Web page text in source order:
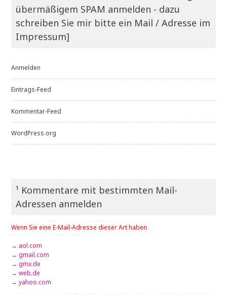
übermäßigem SPAM anmelden - dazu
schreiben Sie mir bitte ein Mail / Adresse im
Impressum]
Anmelden
Eintrags-Feed
Kommentar-Feed
WordPress.org
¹ Kommentare mit bestimmten Mail-
Adressen anmelden
Wenn Sie eine E-Mail-Adresse dieser Art haben
→ aol.com
→ gmail.com
→ gmx.de
→ web.de
→ yahoo.com